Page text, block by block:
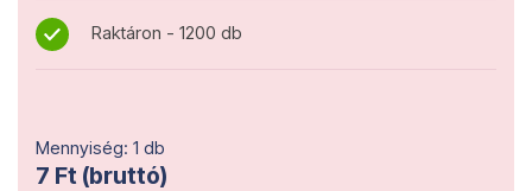
Raktáron - 1200 db
Mennyiség: 1 db
7 Ft (bruttó)